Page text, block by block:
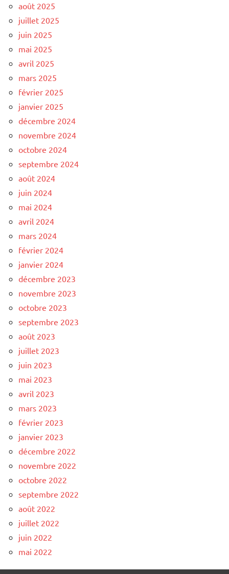
août 2025
juillet 2025
juin 2025
mai 2025
avril 2025
mars 2025
février 2025
janvier 2025
décembre 2024
novembre 2024
octobre 2024
septembre 2024
août 2024
juin 2024
mai 2024
avril 2024
mars 2024
février 2024
janvier 2024
décembre 2023
novembre 2023
octobre 2023
septembre 2023
août 2023
juillet 2023
juin 2023
mai 2023
avril 2023
mars 2023
février 2023
janvier 2023
décembre 2022
novembre 2022
octobre 2022
septembre 2022
août 2022
juillet 2022
juin 2022
mai 2022